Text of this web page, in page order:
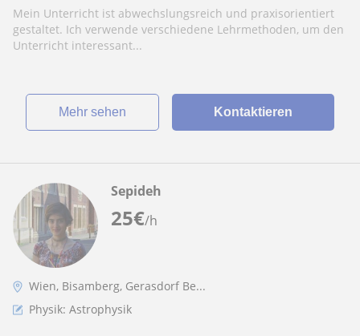
Mein Unterricht ist abwechslungsreich und praxisorientiert
gestaltet. Ich verwende verschiedene Lehrmethoden, um den
Unterricht interessant...
Mehr sehen Kontaktieren
25€/h
Sepideh
Wien, Bisamberg, Gerasdorf Be...
Physik: Astrophysik